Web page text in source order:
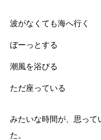
波がなくても海へ行く
ぼーっとする
潮風を浴びる
ただ座っている
みたいな時間が、思って
た。